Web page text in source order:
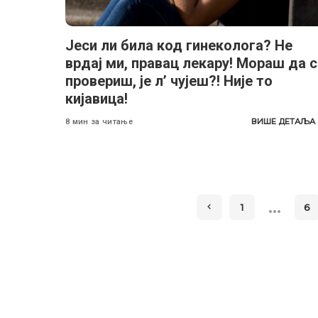
Јеси ли била код гинеколога? Не
врдај ми, правац лекару! Мораш да
провериш, је л’ чујеш?! Није то
кијавица!
8 мин за читање ВИШЕ ДЕТАЉА
1 … 6